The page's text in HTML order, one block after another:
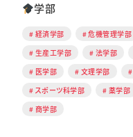
学部
経済学部 危機管理学部
生産工学部
法学部
医学部
文理学部
スポーツ科学部
薬学部
商学部